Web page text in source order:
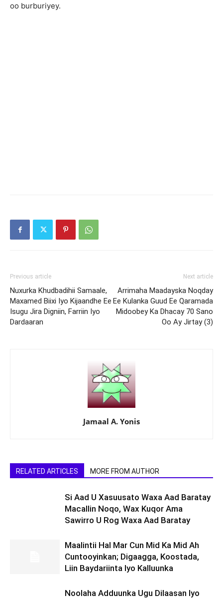
oo burburiyey.
Previous article
Nuxurka Khudbadihii Samaale,
Maxamed Biixi Iyo Kijaandhe Ee
Isugu Jira Digniin, Farriin Iyo
Dardaaran
Next article
Arrimaha Maadayska Noqday
Ee Kulanka Guud Ee Qaramada
Midoobey Ka Dhacay 70 Sano
Oo Ay Jirtay (3)
Jamaal A. Yonis
RELATED ARTICLES MORE FROM AUTHOR
Si Aad U Xasuusato Waxa Aad Baratay
Macallin Noqo, Wax Kuqor Ama
Sawirro U Rog Waxa Aad Baratay
Maalintii Hal Mar Cun Mid Ka Mid Ah
Cuntooyinkan; Digaagga, Koostada,
Liin Baydariinta Iyo Kalluunka
Noolaha Adduunka Ugu Dilaasan Iyo